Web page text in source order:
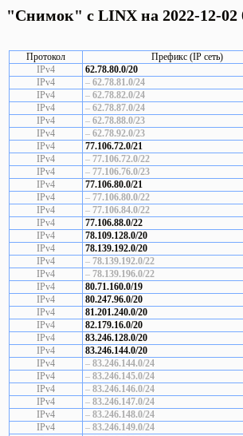
"Снимок" с LINX на 2022-12-02
Протокол Префикс (IP сеть)
IPv4
62.78.80.0/20
IPv4
– 62.78.81.0/24
IPv4
– 62.78.82.0/24
IPv4
– 62.78.87.0/24
IPv4
– 62.78.88.0/23
IPv4
– 62.78.92.0/23
IPv4
77.106.72.0/21
IPv4
– 77.106.72.0/22
IPv4
– 77.106.76.0/23
IPv4
77.106.80.0/21
IPv4
– 77.106.80.0/22
IPv4
– 77.106.84.0/22
IPv4
77.106.88.0/22
IPv4
78.109.128.0/20
IPv4
78.139.192.0/20
IPv4
– 78.139.192.0/22
IPv4
– 78.139.196.0/22
IPv4
80.71.160.0/19
IPv4
80.247.96.0/20
IPv4
81.201.240.0/20
IPv4
82.179.16.0/20
IPv4
83.246.128.0/20
IPv4
83.246.144.0/20
IPv4
– 83.246.144.0/24
IPv4
– 83.246.145.0/24
IPv4
– 83.246.146.0/24
IPv4
– 83.246.147.0/24
IPv4
– 83.246.148.0/24
IPv4
– 83.246.149.0/24